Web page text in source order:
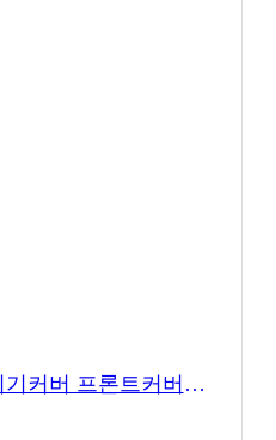
FU-607커버 감지기커버 프론트커버 밧데리식